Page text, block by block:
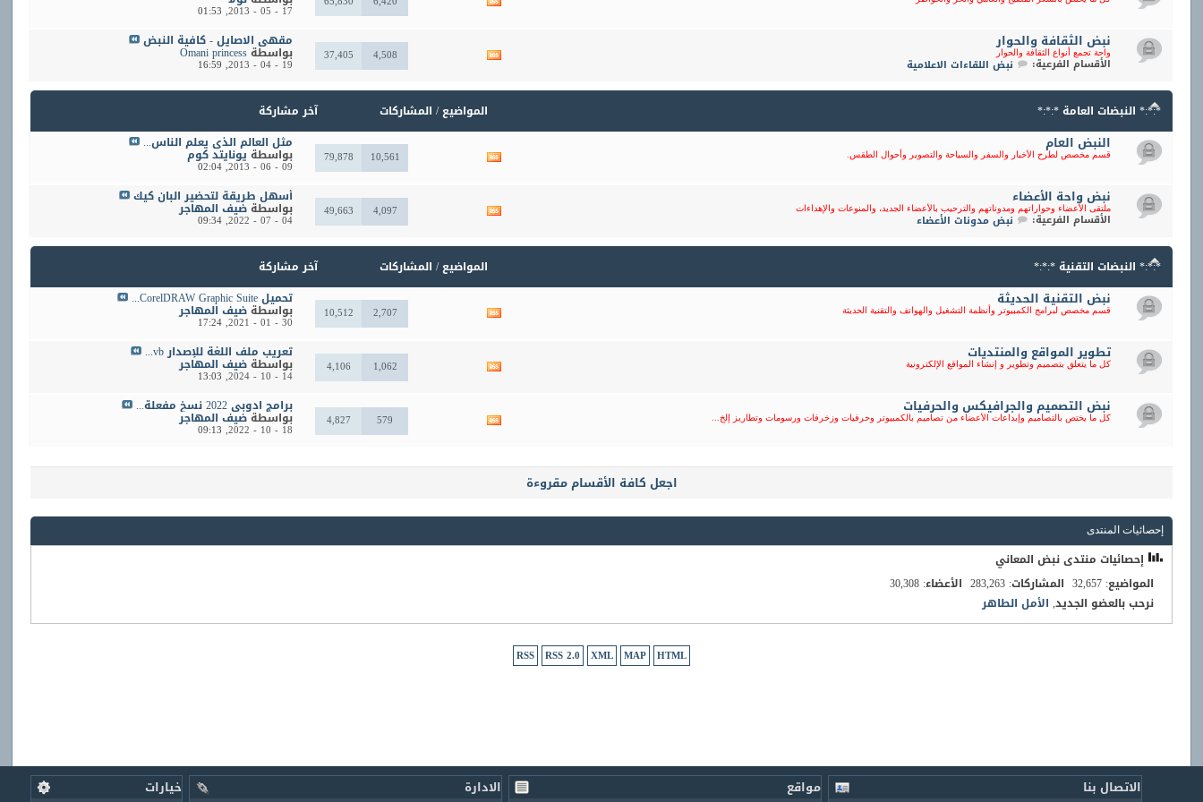
17 - 05 - 2013,
01:53
نبض الثقافة والحوار
واحة تجمع أنواع الثقافة والحوار
الأقسام الفرعية: نبض اللقاءات الاعلامية
المنتدى
37,405 4,508
مقهي الاصايل - كافية النبض
بواسطةOmani princess
19 - 04 - 2013,
16:59
*:*:* النبضات العامة *:*:* المواضيع / المشاركات آخر مشاركة
النبض العام
قسم مخصص لطرح الأخبار والسفر والسياحة والتصوير وأحوال الطقس. 79,878 10,561
مثل العالم الذي يعلم الناس...
بواسطة يونايتد كوم
09 - 06 - 2013,
02:04
نبض واحة الأعضاء
ملتقى الأعضاء وحواراتهم ومدوناتهم والترحيب بالأعضاء الجديد، والمنوعات والإهداءات
الأقسام الفرعية: نبض مدونات الأعضاء
المنتدى
49,663 4,097
أسهل طريقة لتحضير البان كيك
بواسطةضيف المهاجر
04 - 07 - 2022,
09:34
*:*:* النبضات التقنية *:*:* المواضيع / المشاركات آخر مشاركة
نبض التقنية الحديثة
قسم مخصص لبرامج الكمبيوتر وأنظمة التشغيل والهواتف والتقنية الحديثة 10,512 2,707
تحميل CorelDRAW Graphic Suite...
بواسطةضيف المهاجر
30 - 01 - 2021,
17:24
تطوير المواقع والمنتديات
كل ما يتعلق بتصميم وتطوير و إنشاء المواقع الإلكترونية 4,106 1,062
تعريب ملف اللغة للإصدار vb...
بواسطةضيف المهاجر
14 - 10 - 2024,
13:03
نبض التصميم والجرافيكس والحرفيات
كل ما يختص بالتصاميم وإبداعات الأعضاء من تصاميم بالكمبيوتر وحرفيات وزخرفات ورسومات وتطاريز إلخ...
المنتدى
4,827 579
برامج ادوبي 2022 نسخ مفعلة...
بواسطةضيف المهاجر
18 - 10 - 2022,
09:13
اجعل كافة الأقسام مقروءة
إحصائيات المنتدى
إحصائيات منتدى نبض المعاني
المواضيع 32,657 المشاركات 283,263 الأعضاء 30,308
نرحب بالعضو الجديد, الأمل الطاهر
RSS RSS 2.0 XML MAP HTML
خيارات الادارة مواقع الاتصال بنا